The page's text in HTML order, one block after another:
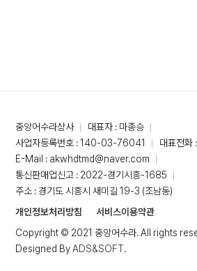
중앙어수라상사
대표자 : 마종승
사업자등록번호 : 140-03-76041
대표전
E-Mail : akwhdtmd@naver.com
통신판매업신고 : 2022-경기시흥-1685
주소 : 경기도 시흥시 새미길 19-3 (조남동)
개인정보처리방침
서비스이용약관
Copyright © 2021 중앙어수라. All rights
Designed ByADS&SOFT.